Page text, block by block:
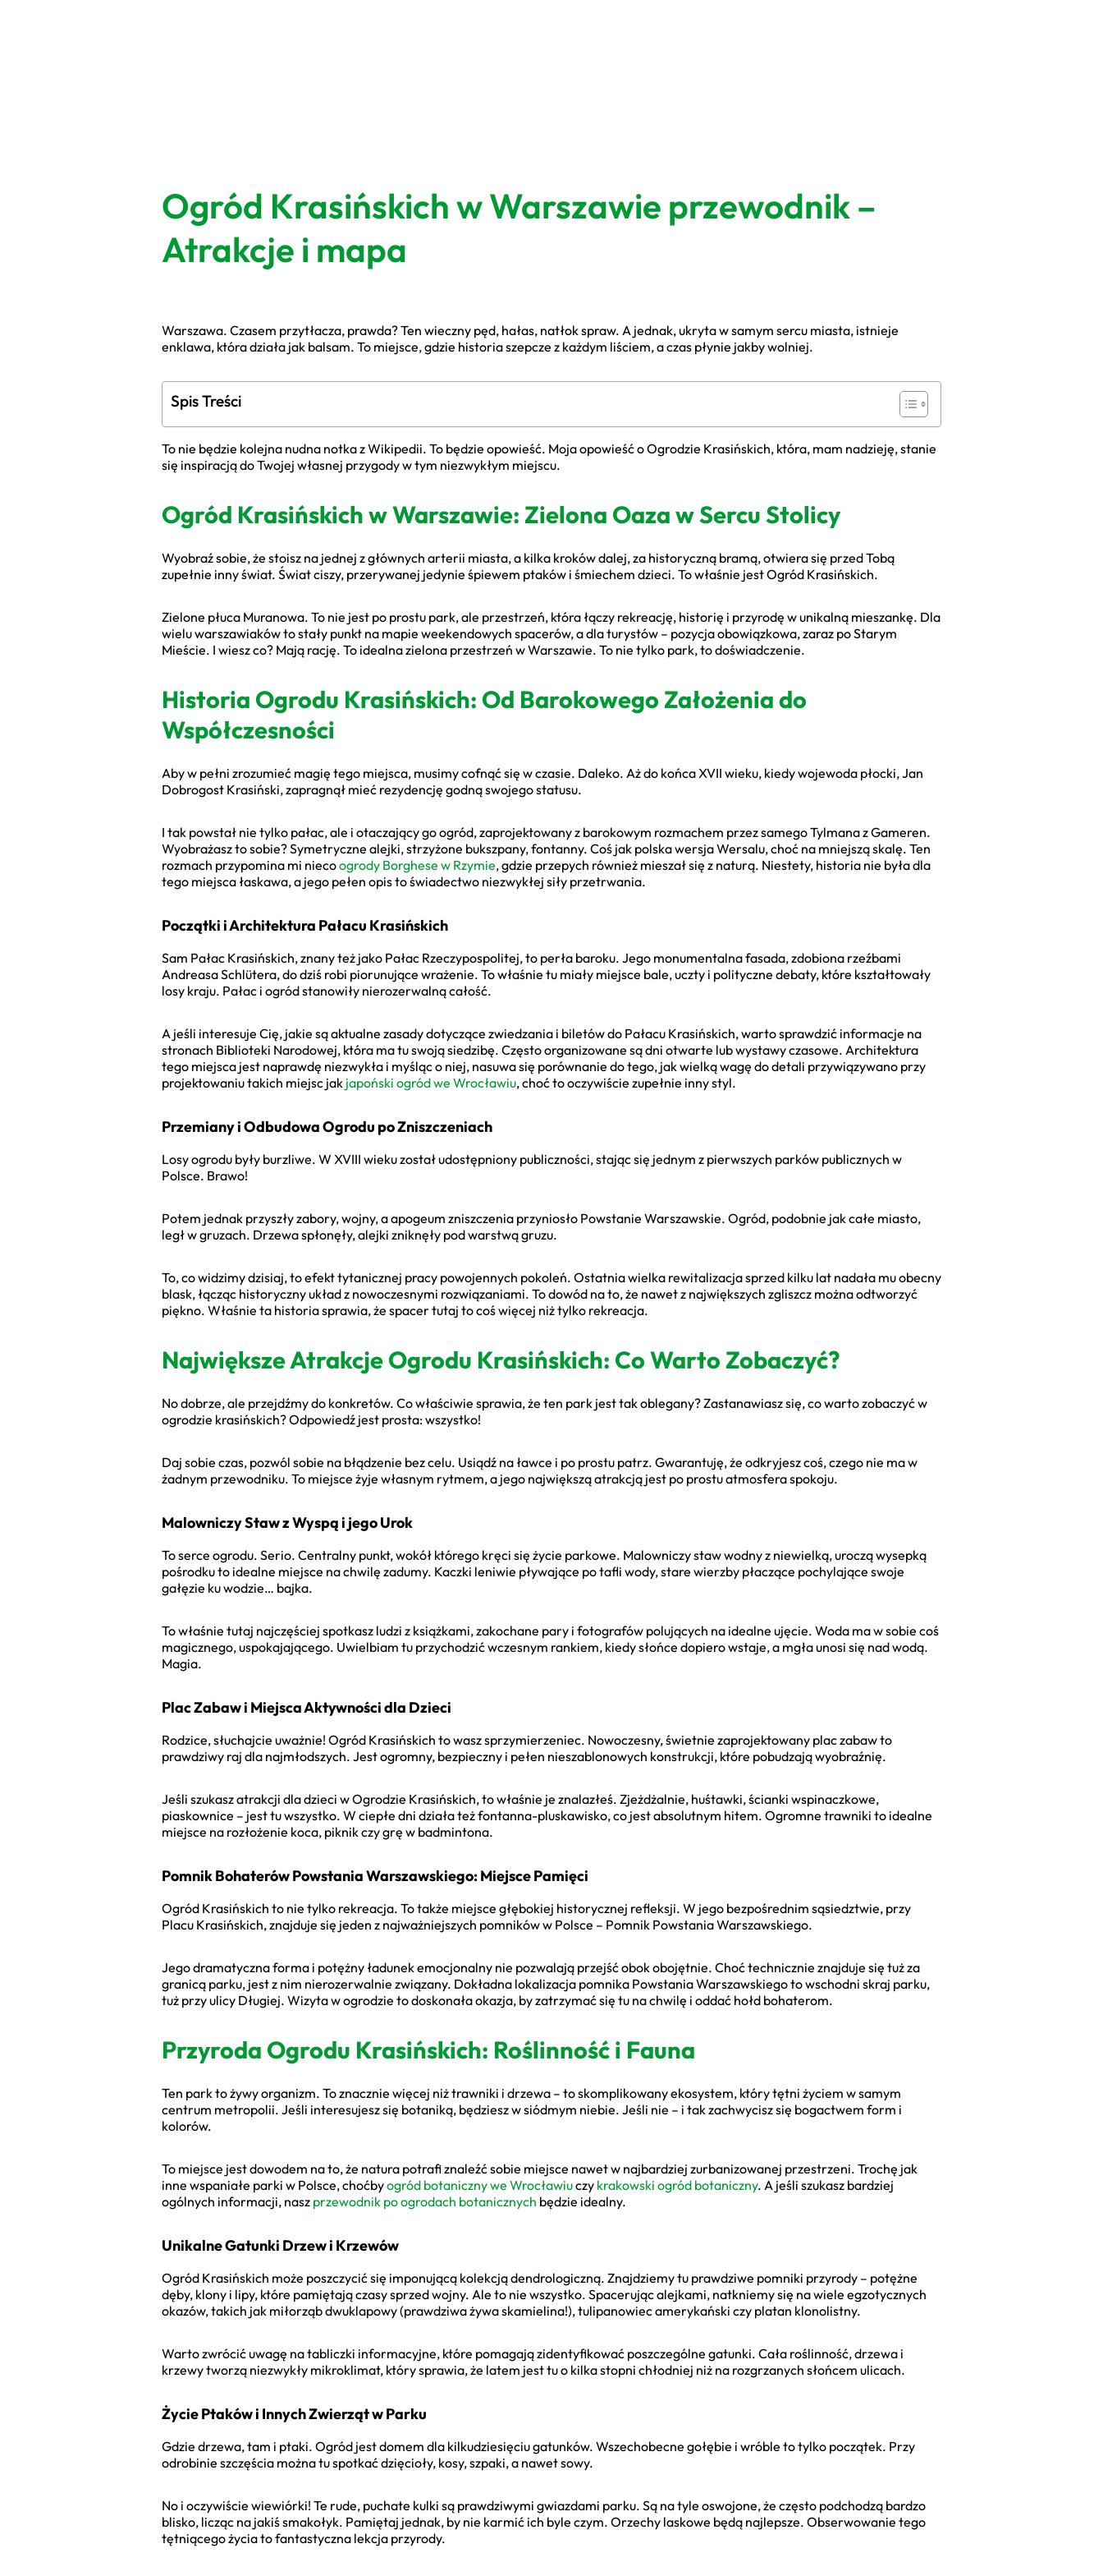
Ogród Krasińskich w Warszawie przewodnik –
Atrakcje i mapa
Warszawa. Czasem przytłacza, prawda? Ten wieczny pęd, hałas, natłok spraw. A jednak, ukryta w samym sercu miasta, istnieje
enklawa, która działa jak balsam. To miejsce, gdzie historia szepcze z każdym liściem, a czas płynie jakby wolniej.
Spis Treści
To nie będzie kolejna nudna notka z Wikipedii. To będzie opowieść. Moja opowieść o Ogrodzie Krasińskich, która, mam nadzieję, stanie
się inspiracją do Twojej własnej przygody w tym niezwykłym miejscu.
Ogród Krasińskich w Warszawie: Zielona Oaza w Sercu Stolicy
Wyobraź sobie, że stoisz na jednej z głównych arterii miasta, a kilka kroków dalej, za historyczną bramą, otwiera się przed Tobą
zupełnie inny świat. Świat ciszy, przerywanej jedynie śpiewem ptaków i śmiechem dzieci. To właśnie jest Ogród Krasińskich.
Zielone płuca Muranowa. To nie jest po prostu park, ale przestrzeń, która łączy rekreację, historię i przyrodę w unikalną mieszankę. Dla
wielu warszawiaków to stały punkt na mapie weekendowych spacerów, a dla turystów – pozycja obowiązkowa, zaraz po Starym
Mieście. I wiesz co? Mają rację. To idealna zielona przestrzeń w Warszawie. To nie tylko park, to doświadczenie.
Historia Ogrodu Krasińskich: Od Barokowego Założenia do
Współczesności
Aby w pełni zrozumieć magię tego miejsca, musimy cofnąć się w czasie. Daleko. Aż do końca XVII wieku, kiedy wojewoda płocki, Jan
Dobrogost Krasiński, zapragnął mieć rezydencję godną swojego statusu.
I tak powstał nie tylko pałac, ale i otaczający go ogród, zaprojektowany z barokowym rozmachem przez samego Tylmana z Gameren.
Wyobrażasz to sobie? Symetryczne alejki, strzyżone bukszpany, fontanny. Coś jak polska wersja Wersalu, choć na mniejszą skalę. Ten
rozmach przypomina mi niecoogrody Borghese w Rzymie, gdzie przepych również mieszał się z naturą. Niestety, historia nie była dla
tego miejsca łaskawa, a jego pełen opis to świadectwo niezwykłej siły przetrwania.
Początki i Architektura Pałacu Krasińskich
Sam Pałac Krasińskich, znany też jako Pałac Rzeczypospolitej, to perła baroku. Jego monumentalna fasada, zdobiona rzeźbami
Andreasa Schlütera, do dziś robi piorunujące wrażenie. To właśnie tu miały miejsce bale, uczty i polityczne debaty, które kształtowały
losy kraju. Pałac i ogród stanowiły nierozerwalną całość.
A jeśli interesuje Cię, jakie są aktualne zasady dotyczące zwiedzania i biletów do Pałacu Krasińskich, warto sprawdzić informacje na
stronach Biblioteki Narodowej, która ma tu swoją siedzibę. Często organizowane są dni otwarte lub wystawy czasowe. Architektura
tego miejsca jest naprawdę niezwykła i myśląc o niej, nasuwa się porównanie do tego, jak wielką wagę do detali przywiązywano przy
projektowaniu takich miejsc jak japoński ogród we Wrocławiu, choć to oczywiście zupełnie inny styl.
Przemiany i Odbudowa Ogrodu po Zniszczeniach
Losy ogrodu były burzliwe. W XVIII wieku został udostępniony publiczności, stając się jednym z pierwszych parków publicznych w
Polsce. Brawo!
Potem jednak przyszły zabory, wojny, a apogeum zniszczenia przyniosło Powstanie Warszawskie. Ogród, podobnie jak całe miasto,
legł w gruzach. Drzewa spłonęły, alejki zniknęły pod warstwą gruzu.
To, co widzimy dzisiaj, to efekt tytanicznej pracy powojennych pokoleń. Ostatnia wielka rewitalizacja sprzed kilku lat nadała mu obecny
blask, łącząc historyczny układ z nowoczesnymi rozwiązaniami. To dowód na to, że nawet z największych zgliszcz można odtworzyć
piękno. Właśnie ta historia sprawia, że spacer tutaj to coś więcej niż tylko rekreacja.
Największe Atrakcje Ogrodu Krasińskich: Co Warto Zobaczyć?
No dobrze, ale przejdźmy do konkretów. Co właściwie sprawia, że ten park jest tak oblegany? Zastanawiasz się, co warto zobaczyć w
ogrodzie krasińskich? Odpowiedź jest prosta: wszystko!
Daj sobie czas, pozwól sobie na błądzenie bez celu. Usiądź na ławce i po prostu patrz. Gwarantuję, że odkryjesz coś, czego nie ma w
żadnym przewodniku. To miejsce żyje własnym rytmem, a jego największą atrakcją jest po prostu atmosfera spokoju.
Malowniczy Staw z Wyspą i jego Urok
To serce ogrodu. Serio. Centralny punkt, wokół którego kręci się życie parkowe. Malowniczy staw wodny z niewielką, uroczą wysepką
pośrodku to idealne miejsce na chwilę zadumy. Kaczki leniwie pływające po tafli wody, stare wierzby płaczące pochylające swoje
gałęzie ku wodzie… bajka.
To właśnie tutaj najczęściej spotkasz ludzi z książkami, zakochane pary i fotografów polujących na idealne ujęcie. Woda ma w sobie coś
magicznego, uspokajającego. Uwielbiam tu przychodzić wczesnym rankiem, kiedy słońce dopiero wstaje, a mgła unosi się nad wodą.
Magia.
Plac Zabaw i Miejsca Aktywności dla Dzieci
Rodzice, słuchajcie uważnie! Ogród Krasińskich to wasz sprzymierzeniec. Nowoczesny, świetnie zaprojektowany plac zabaw to
prawdziwy raj dla najmłodszych. Jest ogromny, bezpieczny i pełen nieszablonowych konstrukcji, które pobudzają wyobraźnię.
Jeśli szukasz atrakcji dla dzieci w Ogrodzie Krasińskich, to właśnie je znalazłeś. Zjeżdżalnie, huśtawki, ścianki wspinaczkowe,
piaskownice – jest tu wszystko. W ciepłe dni działa też fontanna-pluskawisko, co jest absolutnym hitem. Ogromne trawniki to idealne
miejsce na rozłożenie koca, piknik czy grę w badmintona.
Pomnik Bohaterów Powstania Warszawskiego: Miejsce Pamięci
Ogród Krasińskich to nie tylko rekreacja. To także miejsce głębokiej historycznej refleksji. W jego bezpośrednim sąsiedztwie, przy
Placu Krasińskich, znajduje się jeden z najważniejszych pomników w Polsce – Pomnik Powstania Warszawskiego.
Jego dramatyczna forma i potężny ładunek emocjonalny nie pozwalają przejść obok obojętnie. Choć technicznie znajduje się tuż za
granicą parku, jest z nim nierozerwalnie związany. Dokładna lokalizacja pomnika Powstania Warszawskiego to wschodni skraj parku,
tuż przy ulicy Długiej. Wizyta w ogrodzie to doskonała okazja, by zatrzymać się tu na chwilę i oddać hołd bohaterom.
Przyroda Ogrodu Krasińskich: Roślinność i Fauna
Ten park to żywy organizm. To znacznie więcej niż trawniki i drzewa – to skomplikowany ekosystem, który tętni życiem w samym
centrum metropolii. Jeśli interesujesz się botaniką, będziesz w siódmym niebie. Jeśli nie – i tak zachwycisz się bogactwem form i
kolorów.
To miejsce jest dowodem na to, że natura potrafi znaleźć sobie miejsce nawet w najbardziej zurbanizowanej przestrzeni. Trochę jak
inne wspaniałe parki w Polsce, choćbyogród botaniczny we Wrocławiuczy krakowski ogród botaniczny. A jeśli szukasz bardziej
ogólnych informacji, nasz przewodnik po ogrodach botanicznych będzie idealny.
Unikalne Gatunki Drzew i Krzewów
Ogród Krasińskich może poszczycić się imponującą kolekcją dendrologiczną. Znajdziemy tu prawdziwe pomniki przyrody – potężne
dęby, klony i lipy, które pamiętają czasy sprzed wojny. Ale to nie wszystko. Spacerując alejkami, natkniemy się na wiele egzotycznych
okazów, takich jak miłorząb dwuklapowy (prawdziwa żywa skamielina!), tulipanowiec amerykański czy platan klonolistny.
Warto zwrócić uwagę na tabliczki informacyjne, które pomagają zidentyfikować poszczególne gatunki. Cała roślinność, drzewa i
krzewy tworzą niezwykły mikroklimat, który sprawia, że latem jest tu o kilka stopni chłodniej niż na rozgrzanych słońcem ulicach.
Życie Ptaków i Innych Zwierząt w Parku
Gdzie drzewa, tam i ptaki. Ogród jest domem dla kilkudziesięciu gatunków. Wszechobecne gołębie i wróble to tylko początek. Przy
odrobinie szczęścia można tu spotkać dzięcioły, kosy, szpaki, a nawet sowy.
No i oczywiście wiewiórki! Te rude, puchate kulki są prawdziwymi gwiazdami parku. Są na tyle oswojone, że często podchodzą bardzo
blisko, licząc na jakiś smakołyk. Pamiętaj jednak, by nie karmić ich byle czym. Orzechy laskowe będą najlepsze. Obserwowanie tego
tętniącego życia to fantastyczna lekcja przyrody.